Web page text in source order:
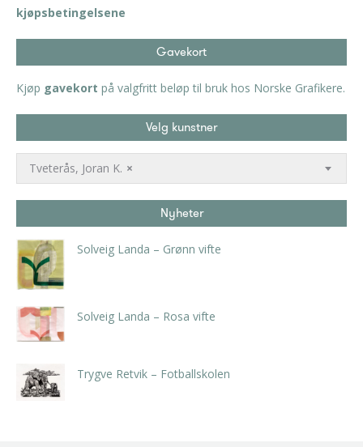
kjøpsbetingelsene
Gavekort
Kjøp gavekort på valgfritt beløp til bruk hos Norske Grafikere.
Velg kunstner
×
Tveterås, Joran K.
Nyheter
Solveig Landa – Grønn vifte
Solveig Landa – Rosa vifte
Trygve Retvik – Fotballskolen